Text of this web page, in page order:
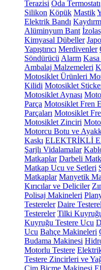
Terazisi Oda Termostatı
Silikon Köpük Mastik
Elektrik Bandı
Alüminyum Bant
Kimyasal Dübeller
Yapıştırıcı Merdivenler
Söndürücü Alarm
Ambalaj Malzemeleri
Motosiklet Ürünleri
Kilidi Motosiklet
Motosiklet Aynası
Parça Motosiklet Fren
Parçaları Motosiklet
Motosiklet Zinciri
Motorcu Botu ve
Kaskı ELEKTRİKLİ
Şarjlı Vidalamalar
Matkaplar Darbeli
Matkap Ucu ve Setleri
Matkaplar Manyetik
Kırıcılar ve Deliciler
Polisaj Makineleri
Testereler Daire
Testereler Tilki
Kuyruğu Testere Ucu
Ucu Bahçe Makineleri
Budama Makinesi
Motorlu Testere
Testere Zincirleri ve
Çim Biçme Makinesi